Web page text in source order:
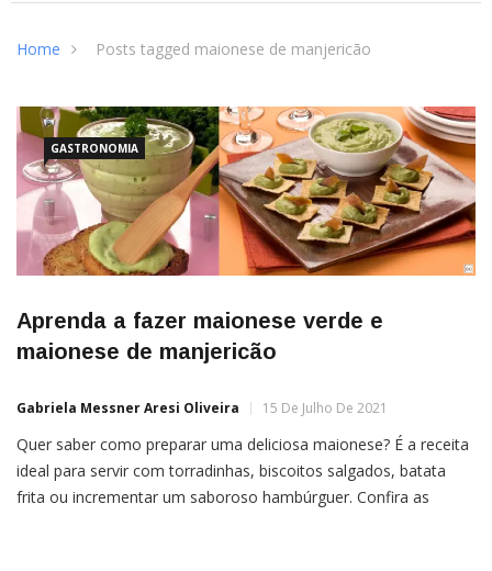
Home Posts tagged maionese de manjericão
GASTRONOMIA
Aprenda a fazer maionese verde e
maionese de manjericão
Gabriela Messner Aresi Oliveira 15 De Julho De 2021
Quer saber como preparar uma deliciosa maionese? É a receita
ideal para servir com torradinhas, biscoitos salgados, batata
frita ou incrementar um saboroso hambúrguer. Confira as